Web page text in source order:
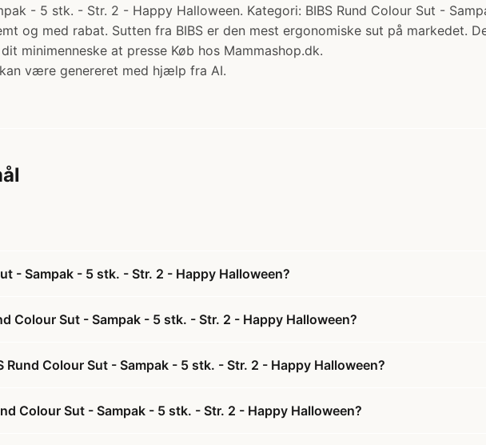
- 5 stk. - Str. 2 - Happy Halloween. Kategori: BIBS Rund Colour Sut -
og med rabat. Sutten fra BIBS er den mest ergonomiske sut på markedet.
minimenneske at presse Køb hos Mammashop.dk.
være genereret med hjælp fra AI.
- Sampak - 5 stk. - Str. 2 - Happy Halloween?
Colour Sut - Sampak - 5 stk. - Str. 2 - Happy Halloween?
Rund Colour Sut - Sampak - 5 stk. - Str. 2 - Happy Halloween?
Colour Sut - Sampak - 5 stk. - Str. 2 - Happy Halloween?